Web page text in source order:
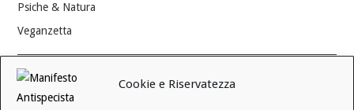
Cookie e Riservatezza
Psiche & Natura
Veganzetta
Modifica consenso ai cookie
REVOCA IL TUO CONSENSO